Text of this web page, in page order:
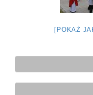
[POKAŻ